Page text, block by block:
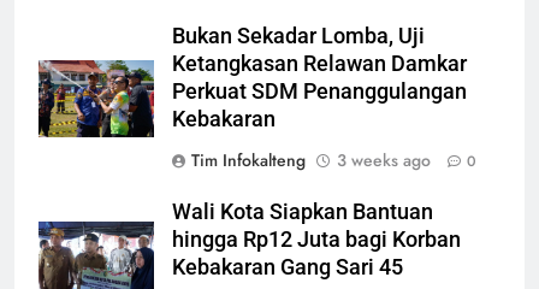
Bukan Sekadar Lomba, Uji
Ketangkasan Relawan Damkar
Perkuat SDM Penanggulangan
Kebakaran
Tim Infokalteng
3 weeks ago 0
Wali Kota Siapkan Bantuan
hingga Rp12 Juta bagi Korban
Kebakaran Gang Sari 45